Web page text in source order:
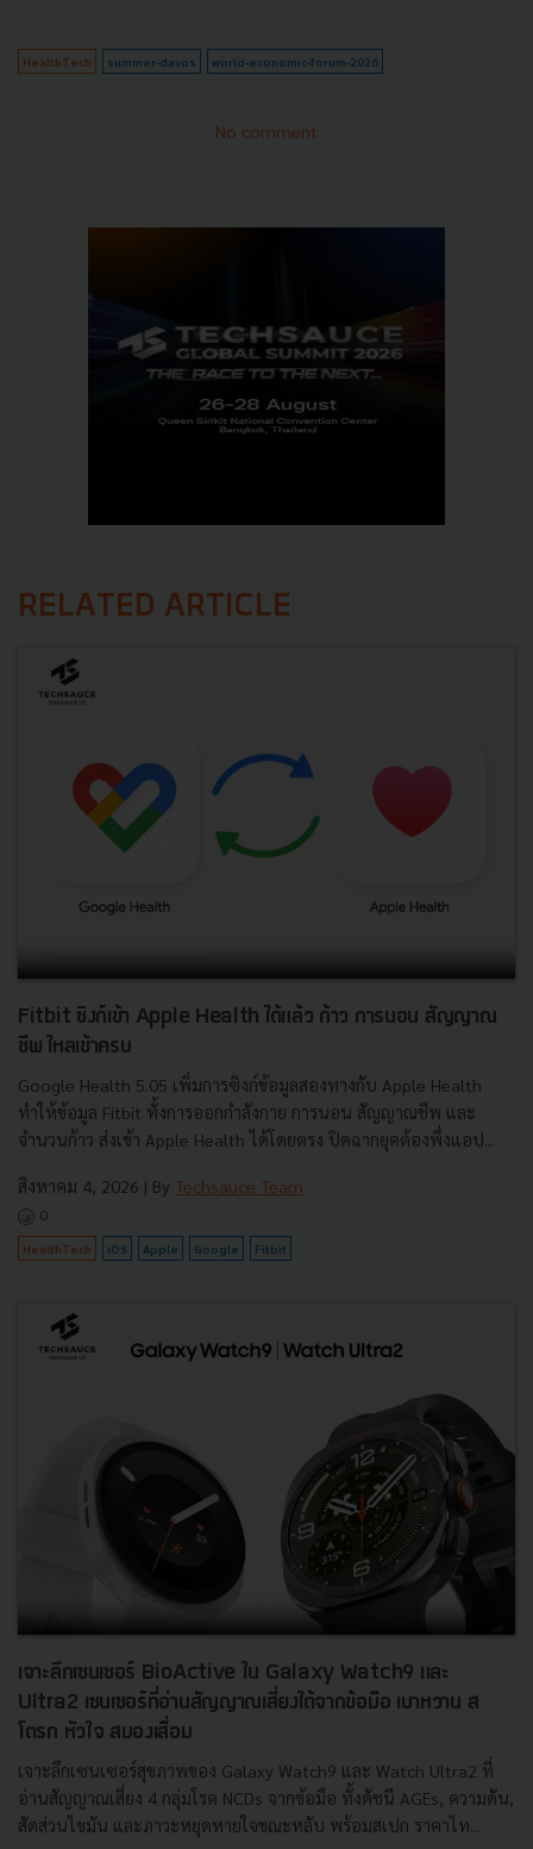
HealthTech summer-davos world-economic-forum-2026
No comment
RELATED ARTICLE
Fitbit ซิงก์เข้า Apple Health ได้แล้ว ก้าว การนอน สัญญาณ
ชีพ ไหลเข้าครบ
Google Health 5.05 เพิ่มการซิงก์ข้อมูลสองทางกับ Apple Health
ทำให้ข้อมูล Fitbit ทั้งการออกกำลังกาย การนอน สัญญาณชีพ และ
จำนวนก้าว ส่งเข้า Apple Health ได้โดยตรง ปิดฉากยุคต้องพึ่งแอป...
สิงหาคม 4, 2026 | By Techsauce Team
0
HealthTech iOS Apple Google Fitbit
เจาะลึกเซนเซอร์ BioActive ใน Galaxy Watch9 และ
Ultra2 เซนเซอร์ที่อ่านสัญญาณเสี่ยงได้จากข้อมือ เบาหวาน ส
โตรก หัวใจ สมองเสื่อม
เจาะลึกเซนเซอร์สุขภาพของ Galaxy Watch9 และ Watch Ultra2 ที่
อ่านสัญญาณเสี่ยง 4 กลุ่มโรค NCDs จากข้อมือ ทั้งดัชนี AGEs, ความดัน,
สัดส่วนไขมัน และภาวะหยุดหายใจขณะหลับ พร้อมสเปก ราคาไท...